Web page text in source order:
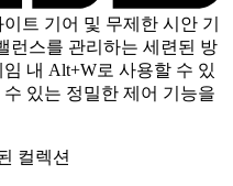
트 기어 및 무제한 시안 기
런스를 관리하는 세련된 방
내 Alt+W로 사용할 수 있
있는 정밀한 제어 기능을
컬렉션